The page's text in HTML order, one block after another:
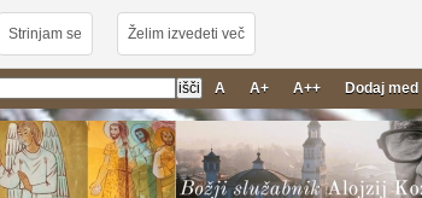
Strinjam se Želim izvedeti več
A A+ A++ Dodaj